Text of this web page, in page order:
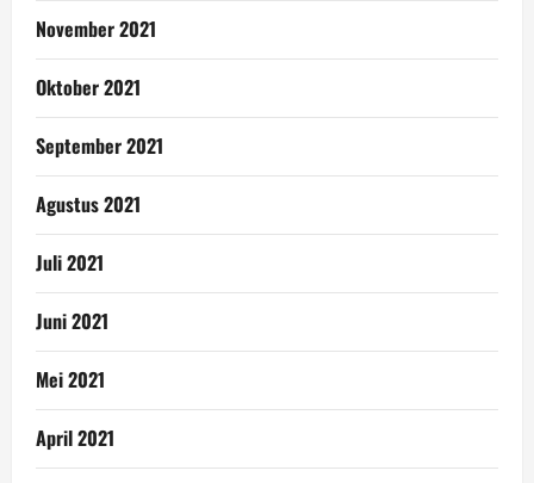
November 2021
Oktober 2021
September 2021
Agustus 2021
Juli 2021
Juni 2021
Mei 2021
April 2021